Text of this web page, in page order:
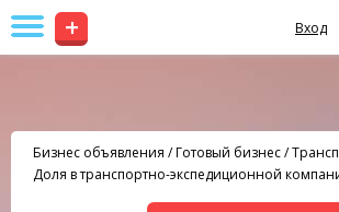
+ Вход
Бизнес объявления /Готовый бизнес/
Доля в транспортно-экспедиционной